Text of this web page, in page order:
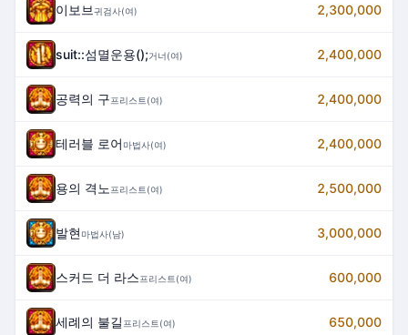
이보브귀검사(여) 2,300,000
suit::섬멸운용();거너(여) 2,400,000
공력의 구프리스트(여) 2,400,000
테러블 로어 마법사(여) 2,400,000
용의 격노 프리스트(여) 2,500,000
발현 마법사(남) 3,000,000
스커드 더 라스프리스트(여) 600,000
세례의 불길 프리스트(여) 650,000